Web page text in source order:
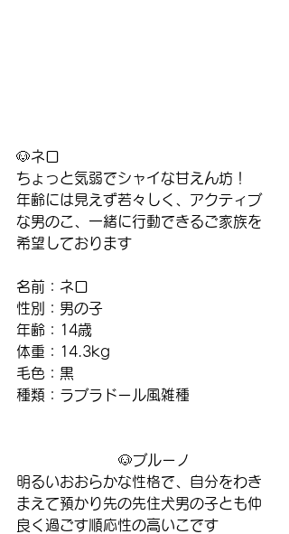
🐶ネロ
ちょっと気弱でシャイな甘えん坊！
年齢には見えず若々しく、アクティブ
な男のこ、一緒に行動できるご家族を
希望しております
名前：ネロ
性別：男の子
年齢：14歳
体重：14.3kg
毛色：黒
種類：ラブラドール風雑種
                       🐶ブルーノ
明るいおおらかな性格で、自分をわき
まえて預かり先の先住犬男の子とも仲
良く過ごす順応性の高いこです